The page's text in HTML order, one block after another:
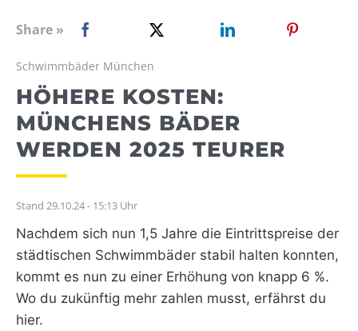
WEBRADIO
Share »
Schwimmbäder München
HÖHERE KOSTEN:
MÜNCHENS BÄDER
WERDEN 2025 TEURER
Stand 29.10.24 - 15:13 Uhr
Nachdem sich nun 1,5 Jahre die Eintrittspreise der
städtischen Schwimmbäder stabil halten konnten,
kommt es nun zu einer Erhöhung von knapp 6 %.
Wo du zukünftig mehr zahlen musst, erfährst du
hier.